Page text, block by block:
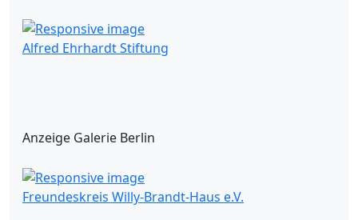
Alfred Ehrhardt Stiftung
Anzeige Galerie Berlin
Freundeskreis Willy-Brandt-Haus e.V.